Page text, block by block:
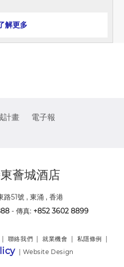
解更多
計畫 電子報
薈城酒店
路51號 , 東涌 , 香港
- 傳真: +852 3602 8899
聯絡我們 |就業機會 私隱條例
|Website Design